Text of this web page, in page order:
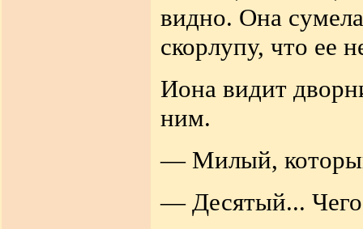
видно. Она
скорлупу, что ее
Иона видит
ним.
— Милый,
— Десятый... Чего